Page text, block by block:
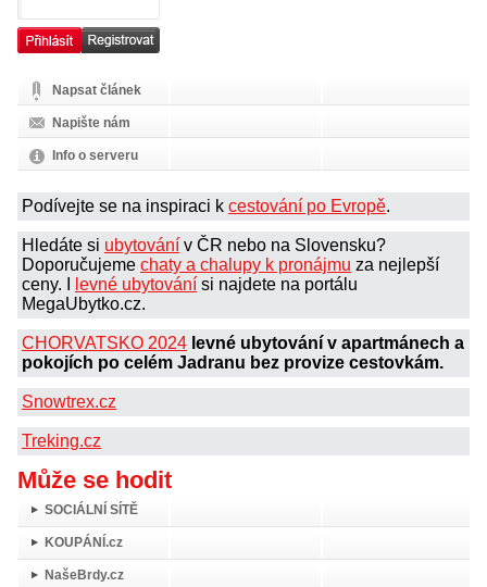
Napsat článek
Napište nám
Info o serveru
Podívejte se na inspiraci k cestování po Evropě.
Hledáte si ubytování v ČR nebo na Slovensku?
Doporučujeme chaty a chalupy k pronájmu za nejlepší
ceny. I
levné ubytování si najdete na portálu
MegaUbytko.cz.
CHORVATSKO 2024 levné ubytování v apartmánech a
pokojích po celém Jadranu bez provize cestovkám.
Snowtrex.cz
Treking.cz
Může se hodit
SOCIÁLNÍ SÍTĚ
KOUPÁNÍ.cz
NašeBrdy.cz